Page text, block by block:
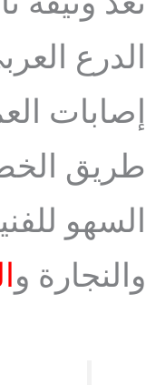
الدرع
إصابات
طريق
السهو
والنجارة و